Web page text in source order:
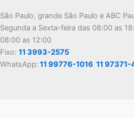
São Paulo, grande São Paulo e ABC
Segunda a Sexta-feira das 08:00 as
08:00 as 12:00
Fixo: 11 3993-2575
WhatsApp: 11 99776-1016 11 97371-